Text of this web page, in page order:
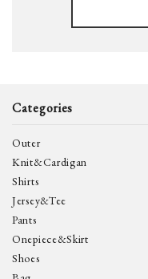
Categories
Outer
Knit&Cardigan
Shirts
Jersey&Tee
Pants
Onepiece&Skirt
Shoes